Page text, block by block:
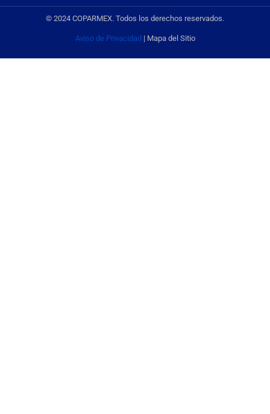
© 2024 COPARMEX. Todos los derechos reservados.
Aviso de Privacidad | Mapa del Sitio